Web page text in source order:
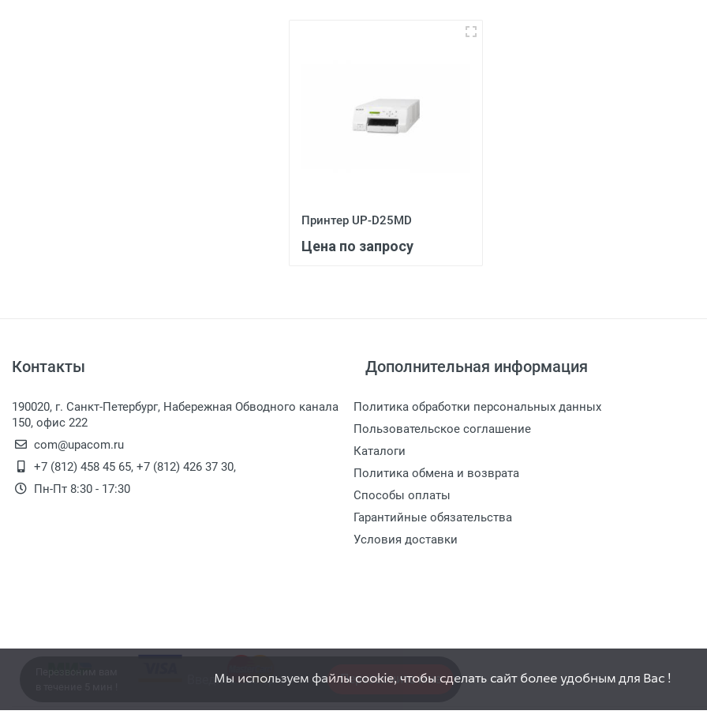
Принтер UP-D25MD
Цена по запросу
Контакты
190020, г. Санкт-Петербург, Набережная Обводного канала
150, офис 222
com@upacom.ru
+7 (812) 458 45 65, +7 (812) 426 37 30,
Пн-Пт 8:30 - 17:30
Дополнительная информация
Политика обработки персональных данных
Пользовательское соглашение
Каталоги
Политика обмена и возврата
Способы оплаты
Гарантийные обязательства
Условия доставки
Перезвоните мне
Мы используем файлы cookie, чтобы сделать сайт более удобным для Вас !